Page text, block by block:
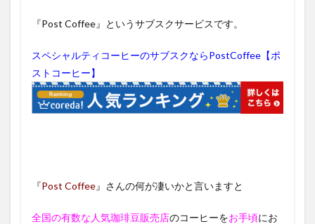
『Post Coffee』というサブスクサービスです。
スペシャルティコーヒーのサブスクならPostCoffee【ポ
ストコーヒー】
『Post Coffee』さんの何が凄いかと言いますと
全国の有数な人気珈琲豆販売店のコーヒーをお手頃にお